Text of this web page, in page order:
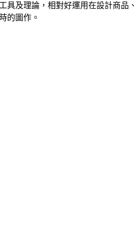
具及理論，相對好運用在設計商品、
的圖作。